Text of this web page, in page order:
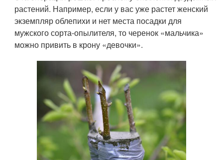
растений. Например, если у вас уже растет женский
экземпляр облепихи и нет места посадки для
мужского сорта-опылителя, то черенок «мальчика»
можно привить в крону «девочки».